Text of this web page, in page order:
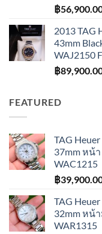
฿
2013 TAG
43mm
WAJ2150
฿
FEATURED
TAG
37mm หน้า
WAC1215
฿
TAG
32mm หน้
WAR1315